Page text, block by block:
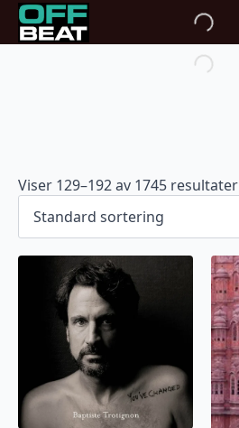
Viser 129–192 av 1745 resultater